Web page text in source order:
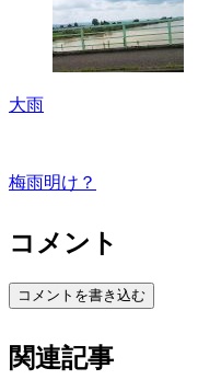
大雨
梅雨明け？
コメント
コメントを書き込む
関連記事